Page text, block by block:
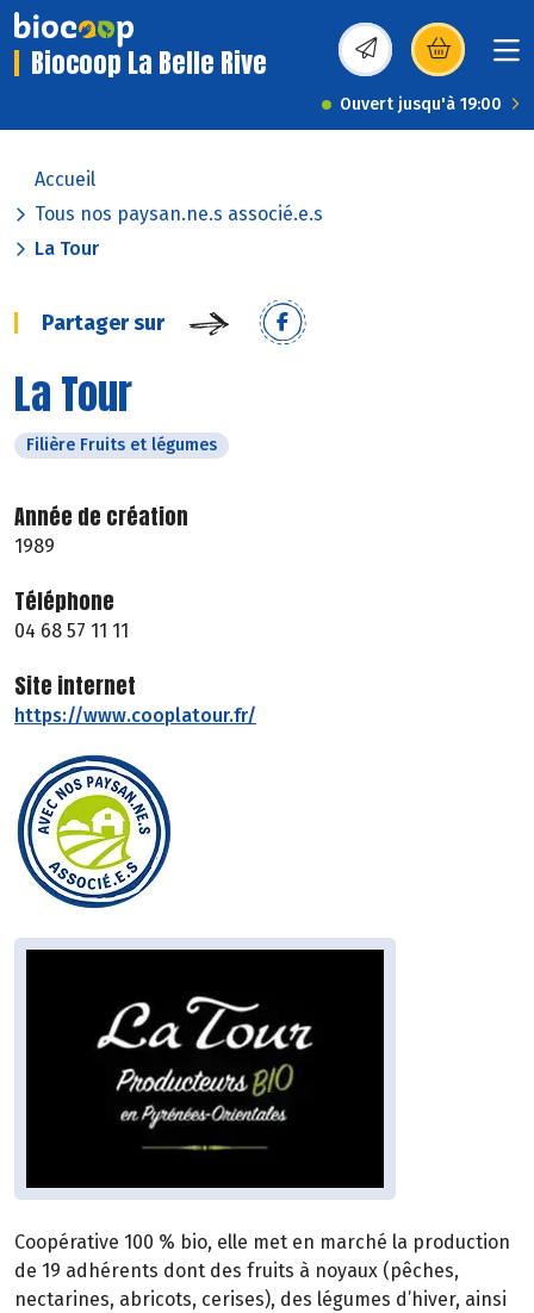
Biocoop La Belle Rive (s’ouvre dans une
Ouvert jusqu'à 19:00
Accueil
Tous nos paysan.ne.s associé.e.s
La Tour
Partager sur
La Tour
Filière Fruits et légumes
Année de création
1989
Téléphone
04 68 57 11 11
Site internet
https://www.cooplatour.fr/
Coopérative 100 % bio, elle met en marché la production
de 19 adhérents dont des fruits à noyaux (pêches,
nectarines, abricots, cerises), des légumes d’hiver, ainsi